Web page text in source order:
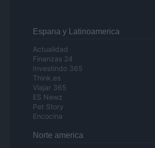
Espana y Latinoamerica
Actualidad
Finanzas 24
Investindo 365
Think.es
Viajar 365
ES Newz
Pet Story
Encocina
Norte america